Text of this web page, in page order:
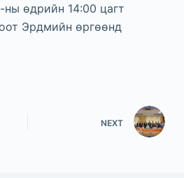
өдрийн 14:00 цагт
Эрдмийн өргөөнд
NEXT